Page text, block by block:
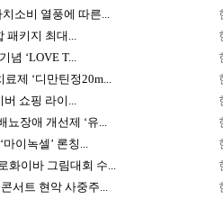
소비 열풍에 따른...
패키지 최대...
념 ‘LOVE T...
제 ‘디만틴정20m...
버 쇼핑 라이...
뇨장애 개선제 ‘유...
이녹셀’ 론칭...
화이바 그림대회 수...
서트 현악 사중주...